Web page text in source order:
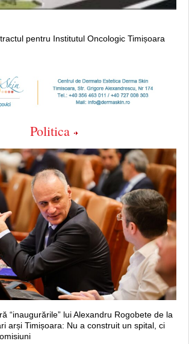
pentru Institutul Oncologic Timișoara
Politica
“inaugurările” lui Alexandru Rogobete de la
arși Timișoara: Nu a construit un spital, ci